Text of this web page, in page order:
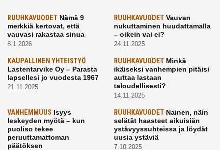
RUUHKAVUODET Nämä 9
merkkiä kertovat, että
vauvasi rakastaa sinua
8.1.2026
RUUHKAVUODETVauvan
nukuttaminen huudattamalla
– oikein vai ei?
24.11.2025
KAUPALLINEN YHTEISTYÖ
Lastentarvike Oy – Parasta
lapsellesi jo vuodesta 1967
21.11.2025
RUUHKAVUODETMinkä
ikäiseksi vanhempien pitäisi
auttaa lastaan
taloudellisesti?
14.11.2025
VANHEMMUUS Isyys
leskeyden myötä – kun
puoliso tekee
peruuttamattoman
päätöksen
RUUHKAVUODETNainen, näin
selätät haasteet aikuisiän
ystävyyssuhteissa ja löydät
uusia ystäviä
7.10.2025